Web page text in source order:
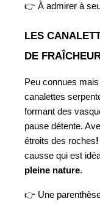
👉 À admirer à
LES
DE
Peu connues
canalettes
formant des
pause détente.
étroits des roches!
causse qui est
pleine nature.
👉 Une